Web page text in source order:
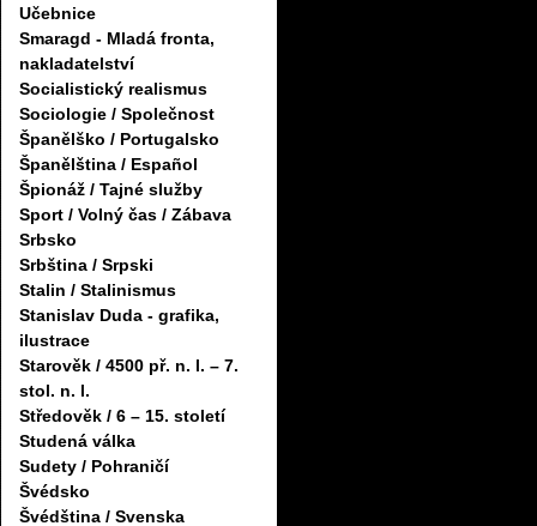
Učebnice
Smaragd - Mladá fronta,
nakladatelství
Socialistický realismus
Sociologie / Společnost
Španělško / Portugalsko
Španělština / Español
Špionáž / Tajné služby
Sport / Volný čas / Zábava
Srbsko
Srbština / Srpski
Stalin / Stalinismus
Stanislav Duda - grafika,
ilustrace
Starověk / 4500 př. n. l. – 7.
stol. n. l.
Středověk / 6 – 15. století
Studená válka
Sudety / Pohraničí
Švédsko
Švédština / Svenska